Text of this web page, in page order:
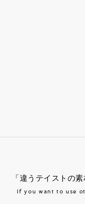
「違うテイストの素
If you want to use